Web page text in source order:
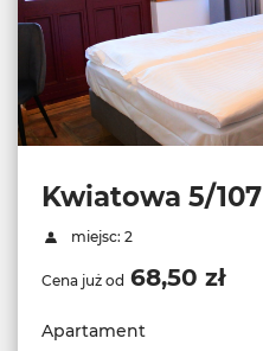
Kwiatowa 5/107
miejsc: 2
Cena już od 68,50 zł
Apartament